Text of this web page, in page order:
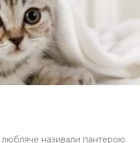
називали пантерою.